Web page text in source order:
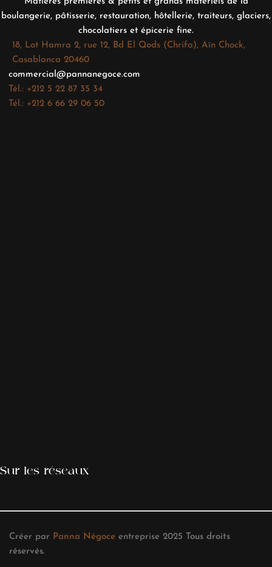
boulangerie, pâtisserie, restauration, hôtellerie, traiteurs, glaciers,
chocolatiers et épicerie fine.
18, Lot Hamra 2, rue 12, Bd El Qods (Chrifa), Aïn Chock,
Casablanca 20460
commercial@pannanegoce.com
Tél.: +212 5 22 87 35 34
Tél.: +212 6 66 29 06 50
Sur les réseaux
Créer par Panna Négoce entreprise 2025 Tous droits
réservés.